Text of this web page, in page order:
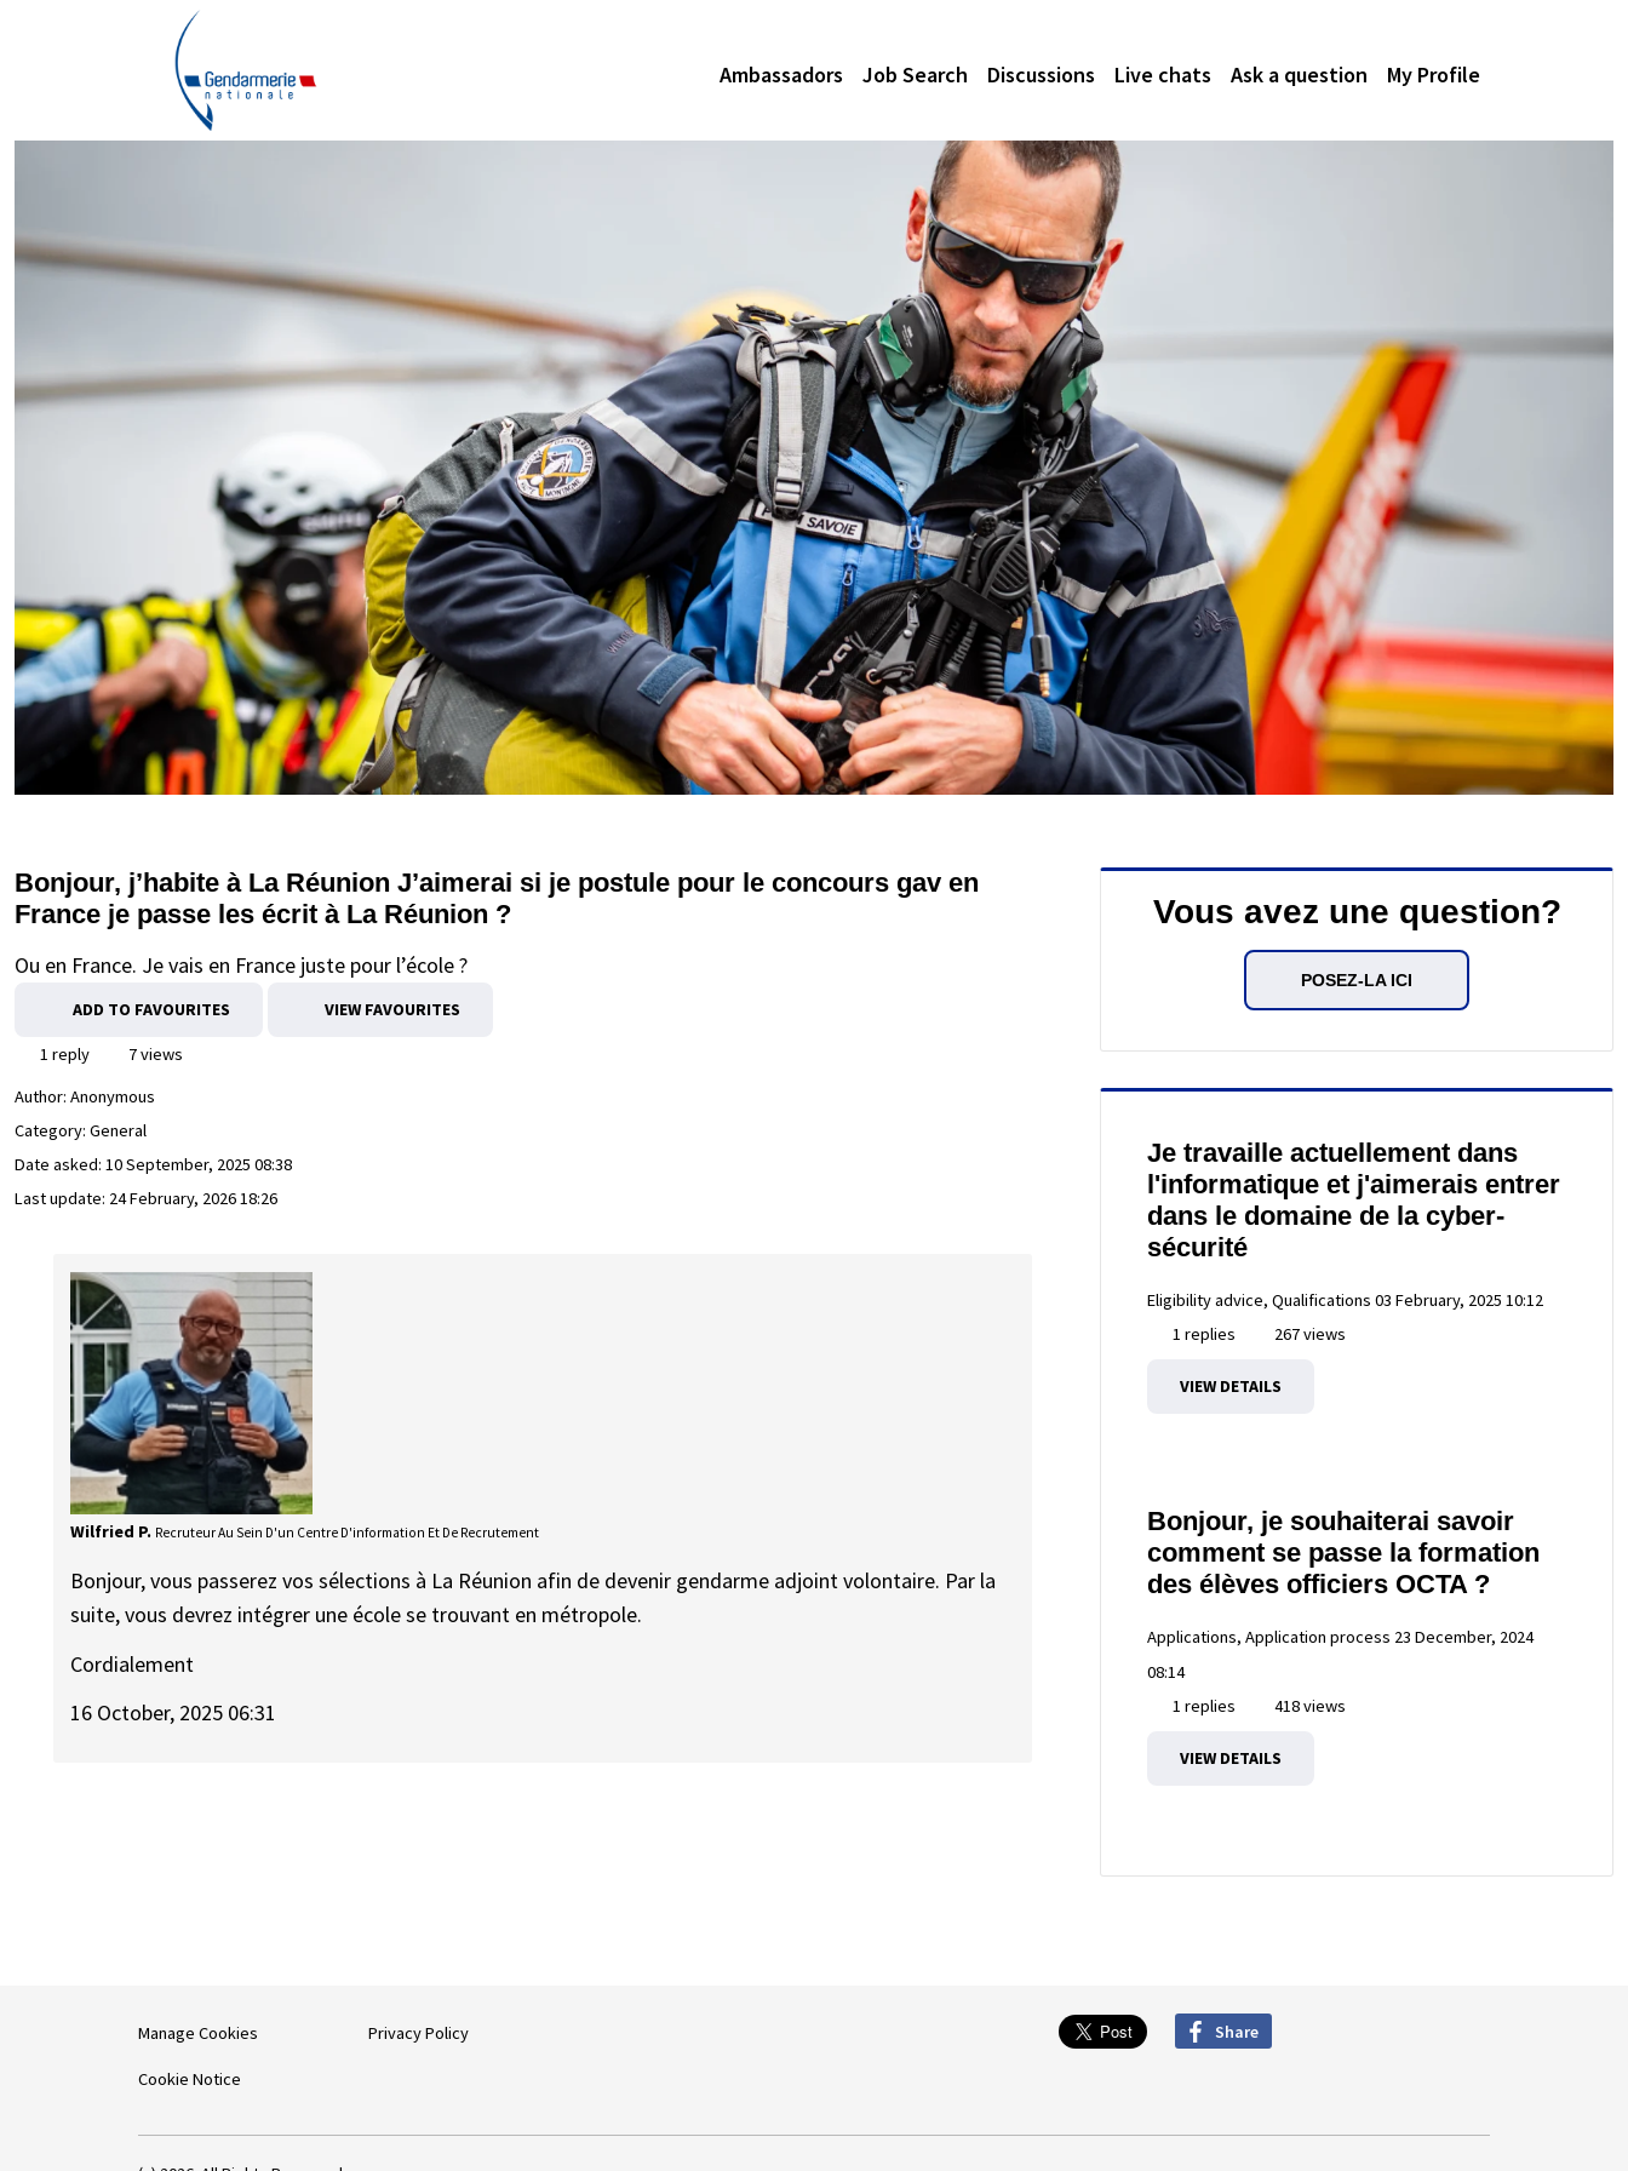
Ambassadors Job Search Discussions Live chats Ask a question My Profile
Bonjour, j’habite à La Réunion J’aimerai si je postule pour le concours gav en
France je passe les écrit à La Réunion ?
Ou en France. Je vais en France juste pour l’école ?
ADD TO FAVOURITES VIEW FAVOURITES
1 reply
7 views
Author: Anonymous
Category: General
Date asked: 10 September, 2025 08:38
Last update: 24 February, 2026 18:26
Wilfried P. Recruteur Au Sein D'un Centre D'information Et De Recrutement
Bonjour, vous passerez vos sélections à La Réunion afin de devenir gendarme adjoint volontaire. Par la
suite, vous devrez intégrer une école se trouvant en métropole.
Cordialement
16 October, 2025 06:31
Vous avez une question?
POSEZ-LA ICI
Je travaille actuellement dans
l'informatique et j'aimerais entrer
dans le domaine de la cyber-
sécurité
Eligibility advice, Qualifications 03 February, 2025 10:12
1 replies
267 views
VIEW DETAILS
Bonjour, je souhaiterai savoir
comment se passe la formation
des élèves officiers OCTA ?
Applications, Application process 23 December, 2024
08:14
1 replies
418 views
VIEW DETAILS
Manage Cookies
Cookie Notice
Privacy Policy Share